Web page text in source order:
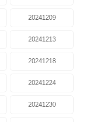
20241209
20241213
20241218
20241224
20241230